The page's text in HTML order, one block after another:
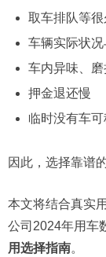
取车排队等很
车辆实际状
车内异味、
押金退还慢
临时没有车可
因此，选择靠谱
本文将结合真实
公司2024年用车
用选择指南。